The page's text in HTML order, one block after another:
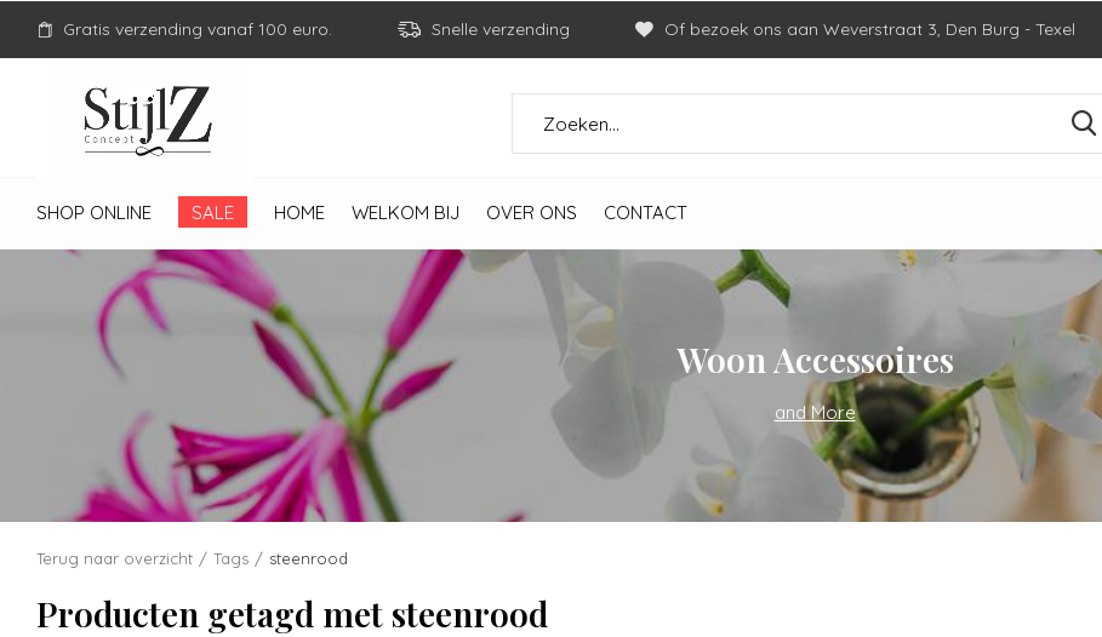
SHOP ONLINE SALE HOME WELKOM BIJ OVER ONS CONTACT
Gratis verzending vanaf 100 euro. Snelle verzending Of bezoek ons aan Weverstraat 3, Den Burg - Texel
Woon Accessoires
and More
Terug naar overzicht Tags steenrood
Producten getagd met steenrood